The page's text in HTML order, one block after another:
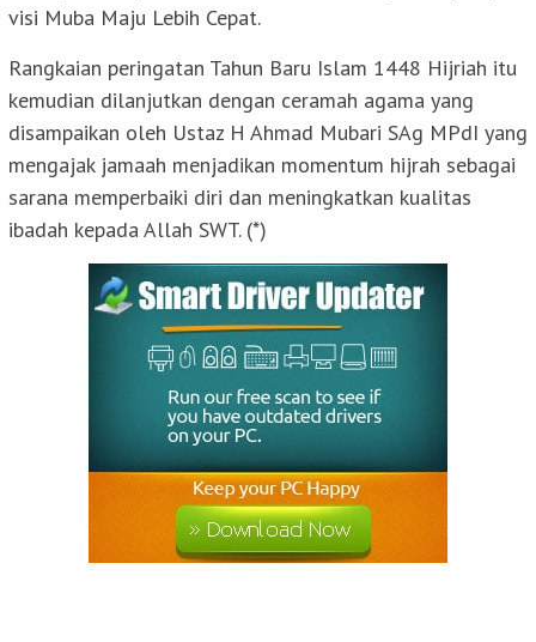
visi Muba Maju Lebih Cepat.
Rangkaian peringatan Tahun Baru Islam 1448 Hijriah itu
kemudian dilanjutkan dengan ceramah agama yang
disampaikan oleh Ustaz H Ahmad Mubari SAg MPdI yang
mengajak jamaah menjadikan momentum hijrah sebagai
sarana memperbaiki diri dan meningkatkan kualitas
ibadah kepada Allah SWT. (*)